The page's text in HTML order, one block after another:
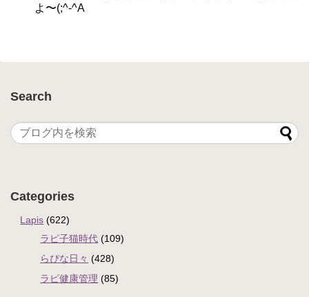
よ〜(;^-^A
Search
Categories
Lapis (622)
ラピ子猫時代 (109)
らぴな日々 (428)
ラピ健康管理 (85)